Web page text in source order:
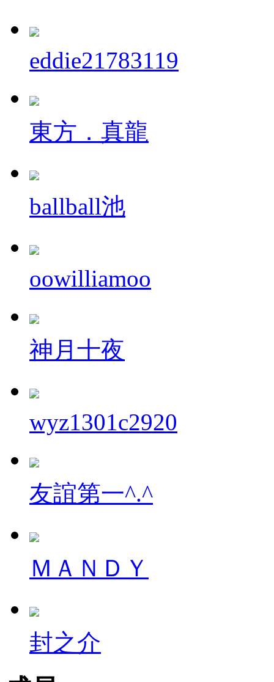
eddie21783119
東方．真龍
ballball池
oowilliamoo
神月十夜
wyz1301c2920
友誼第一^.^
ＭＡＮＤＹ
封之介